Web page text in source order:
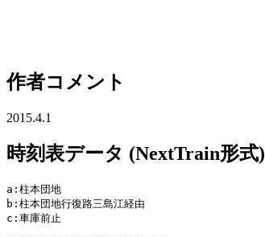
作者コメント
2015.4.1
時刻表データ (NextTrain形式)
a:柱本団地
b:柱本団地行復路三島江経由
c:車庫前止